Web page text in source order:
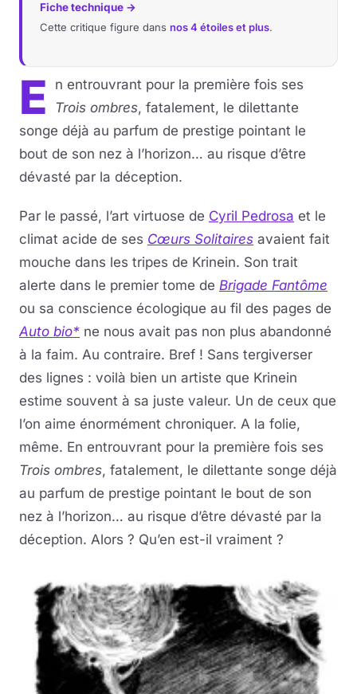
Musique
Sortir
Sciences & Tech
Forum
Fiche technique →
Cette critique figure dans nos 4 étoiles et plus.
E
n entrouvrant pour la première fois ses
Trois ombres, fatalement, le dilettante
songe déjà au parfum de prestige pointant le
bout de son nez à l’horizon… au risque d’être
dévasté par la déception.
Par le passé, l’art virtuose de Cyril Pedrosa et le
climat acide de ses Cœurs Solitaires avaient fait
mouche dans les tripes de Krinein. Son trait
alerte dans le premier tome de Brigade Fantôme
ou sa conscience écologique au fil des pages de
Auto bio* ne nous avait pas non plus abandonné
à la faim. Au contraire. Bref ! Sans tergiverser
des lignes : voilà bien un artiste que Krinein
estime souvent à sa juste valeur. Un de ceux que
l’on aime énormément chroniquer. A la folie,
même. En entrouvrant pour la première fois ses
Trois ombres, fatalement, le dilettante songe déjà
au parfum de prestige pointant le bout de son
nez à l’horizon… au risque d’être dévasté par la
déception. Alors ? Qu’en est-il vraiment ?